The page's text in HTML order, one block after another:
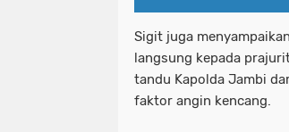
Sigit juga
langsung kepada
tandu Kapolda Jambi
faktor angin kencang.